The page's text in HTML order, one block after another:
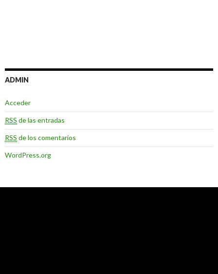
ADMIN
Acceder
RSS de las entradas
RSS de los comentarios
WordPress.org